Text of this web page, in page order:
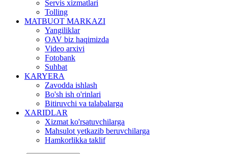
Servis xizmatlari
Tolling
MATBUOT MARKAZI
Yangiliklar
OAV biz haqimizda
Video arxivi
Fotobank
Suhbat
KARYERA
Zavodda ishlash
Bo'sh ish o'rinlari
Bitiruvchi va talabalarga
XARIDLAR
Xizmat ko'rsatuvchilarga
Mahsulot yetkazib beruvchilarga
Hamkorlikka taklif